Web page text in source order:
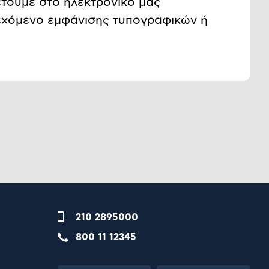
στο ηλεκτρονικό μας
εμφάνισης τυπογραφικών ή
210 2895000
800 11 12345